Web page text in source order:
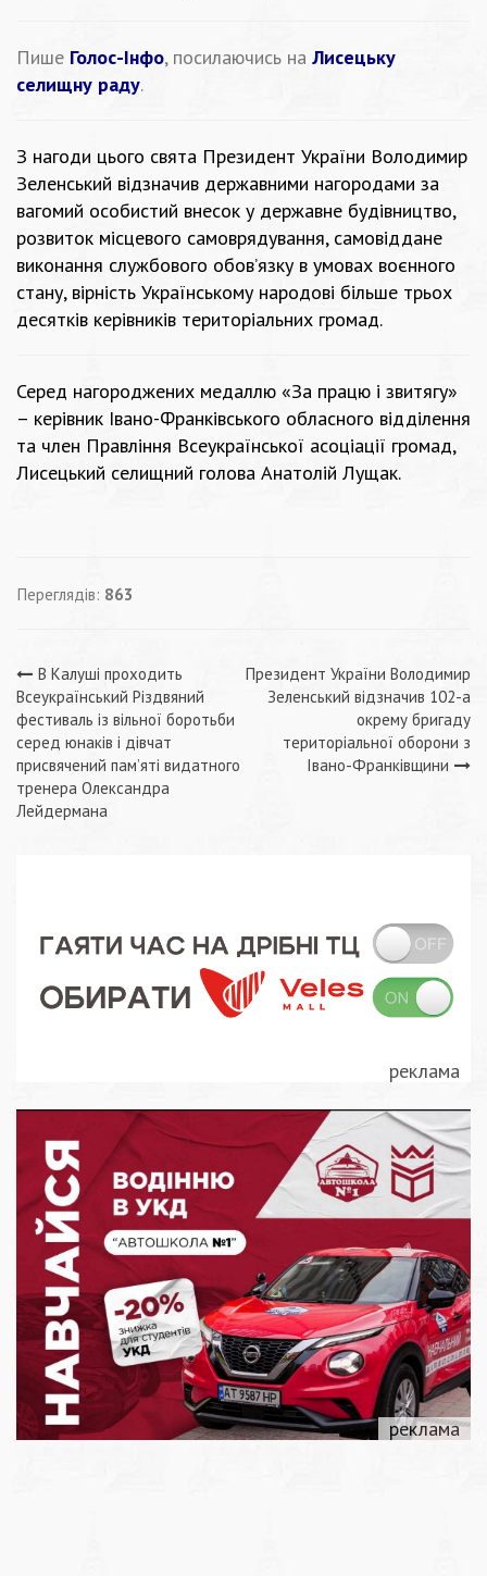
Пише Голос-Інфо, посилаючись на Лисецьку
селищну раду.
З нагоди цього свята Президент України Володимир
Зеленський відзначив державними нагородами за
вагомий особистий внесок у державне будівництво,
розвиток місцевого самоврядування, самовіддане
виконання службового обов’язку в умовах воєнного
стану, вірність Українському народові більше трьох
десятків керівників територіальних громад.
Серед нагороджених медаллю «За працю і звитягу»
– керівник Івано-Франківського обласного відділення
та член Правління Всеукраїнської асоціації громад,
Лисецький селищний голова Анатолій Лущак.
Переглядів: 863
Навігація
записів
В Калуші проходить
Всеукраїнський Різдвяний
фестиваль із вільної боротьби
серед юнаків і дівчат
присвячений пам’яті видатного
тренера Олександра
Лейдермана
Президент України Володимир
Зеленський відзначив 102-а
окрему бригаду
територіальної оборони з
Івано-Франківщини